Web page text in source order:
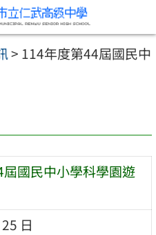
> 114年度第44屆國民中
國民中小學科學園遊
日